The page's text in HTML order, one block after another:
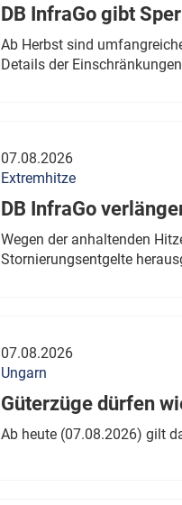
DB InfraGo gibt
Ab Herbst sind
Details der
07.08.2026
Extremhitze
DB InfraGo
Wegen der anhaltenden
Stornierungsentgelte
07.08.2026
Ungarn
Güterzüge dürfen
Ab heute (07.08.2026) gilt